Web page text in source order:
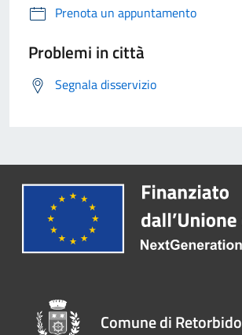
Prenota un appuntamento
Problemi in città
Segnala disservizio
Comune di Retorbido